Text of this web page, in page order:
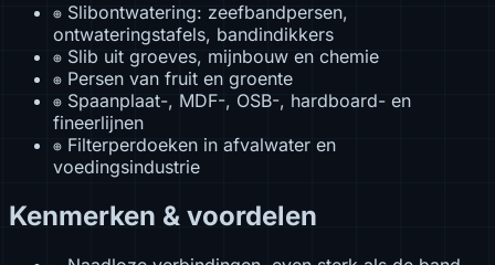
⊕ Slibontwatering: zeefbandpersen,
ontwateringstafels, bandindikkers
⊕ Slib uit groeves, mijnbouw en chemie
⊕ Persen van fruit en groente
⊕ Spaanplaat-, MDF-, OSB-, hardboard- en
fineerlijnen
⊕ Filterperdoeken in afvalwater en
voedingsindustrie
Kenmerken & voordelen